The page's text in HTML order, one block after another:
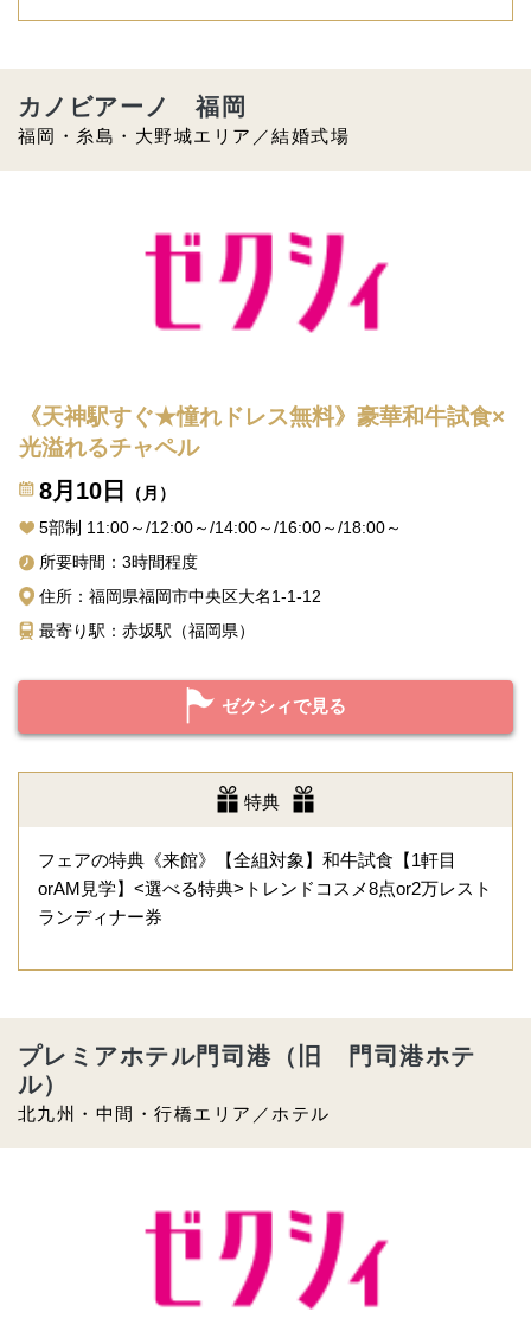
福岡・糸島・大野城エリア／結婚式場
カノビアーノ 福岡
《天神駅すぐ★憧れドレス無料》豪華和牛試食×
光溢れるチャペル
8月10日
（月）
5部制 11:00～/12:00～/14:00～/16:00～/18:00～
所要時間：3時間程度
住所：福岡県福岡市中央区大名1-1-12
最寄り駅：赤坂駅（福岡県）
ゼクシィで見る
特典
フェアの特典《来館》【全組対象】和牛試食【1軒目
orAM見学】<選べる特典>トレンドコスメ8点or2万レスト
ランディナー券
北九州・中間・行橋エリア／ホテル
プレミアホテル門司港（旧 門司港ホテ
ル）